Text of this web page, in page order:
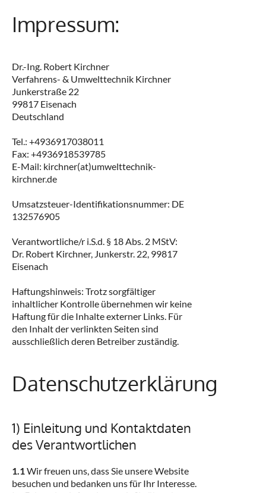
Impressum:
Dr.-Ing. Robert Kirchner
Verfahrens- & Umwelttechnik Kirchner
Junkerstraße 22
99817 Eisenach
Deutschland
Tel.: +4936917038011
Fax: +4936918539785
E-Mail: kirchner(at)umwelttechnik-
kirchner.de
Umsatzsteuer-Identifikationsnummer: DE
132576905
Verantwortliche/r i.S.d. § 18 Abs. 2 MStV:
Dr. Robert Kirchner, Junkerstr. 22, 99817
Eisenach
Haftungshinweis: Trotz sorgfältiger
inhaltlicher Kontrolle übernehmen wir keine
Haftung für die Inhalte externer Links. Für
den Inhalt der verlinkten Seiten sind
ausschließlich deren Betreiber zuständig.
Datenschutzerklärung
1) Einleitung und Kontaktdaten
des Verantwortlichen
1.1Wir freuen uns, dass Sie unsere Website
besuchen und bedanken uns für Ihr Interesse.